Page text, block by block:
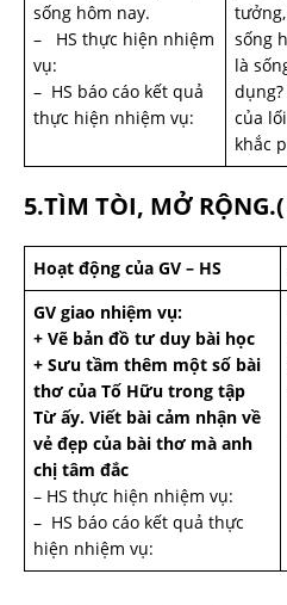
sống hôm nay.
– HS thực hiện nhiệm
vụ:
– HS báo cáo kết quả
thực hiện nhiệm vụ:
sống
là
của
khắc
5.TÌM TÒI, MỞ
Hoạt động của GV – HS
GV giao nhiệm vụ:
+ Vẽ bản đồ tư duy bài học
+ Sưu tầm thêm một số bài
thơ của Tố Hữu trong tập
Từ ấy. Viết bài cảm nhận về
vẻ đẹp của bài thơ mà anh
chị tâm đắc
– HS thực hiện nhiệm vụ:
– HS báo cáo kết quả thực
hiện nhiệm vụ: